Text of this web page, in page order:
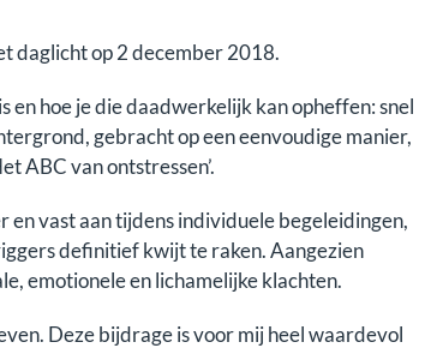
daglicht op 2 december 2018.
en hoe je die daadwerkelijk kan opheffen: snel
gebracht op een eenvoudige manier,
ABC van ontstressen’.
vast aan tijdens individuele begeleidingen,
definitief kwijt te raken. Aangezien
emotionele en lichamelijke klachten.
Deze bijdrage is voor mij heel waardevol